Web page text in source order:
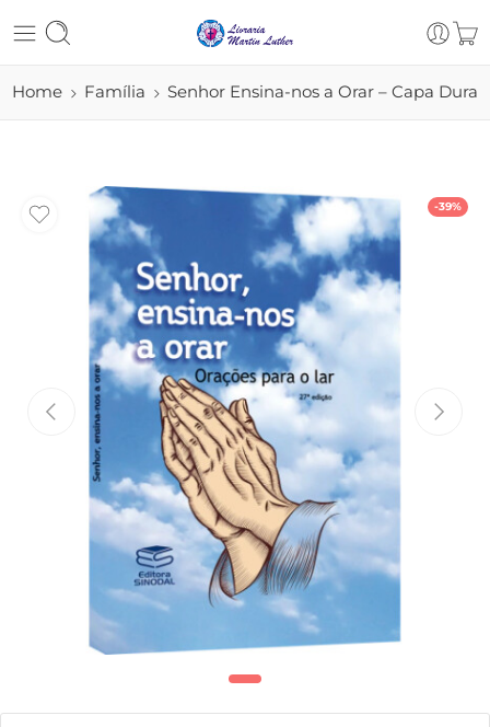
Home Família Senhor Ensina-nos a Orar – Capa Dura
-39%